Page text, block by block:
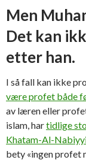
Men
Det kan
etter han.
I så fall kan ikke
være profet både
av læren eller
islam, hartidlige
Khatam-Al-
bety «ingen profet